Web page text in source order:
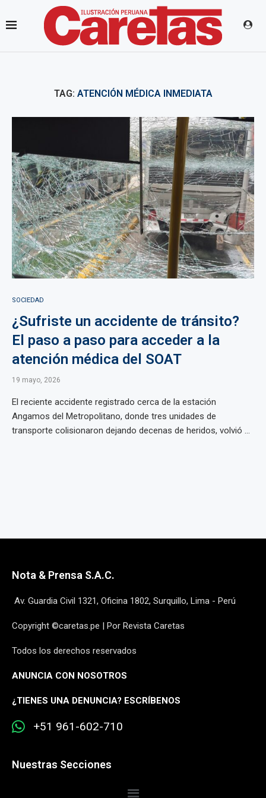
TAG: ATENCIÓN MÉDICA INMEDIATA
SOCIEDAD
¿Sufriste un accidente de tránsito?
El paso a paso para acceder a la
atención médica del SOAT
19 mayo, 2026
El reciente accidente registrado cerca de la estación
Angamos del Metropolitano, donde tres unidades de
transporte colisionaron dejando decenas de heridos, volvió ...
Nota & Prensa S.A.C.
Av. Guardia Civil 1321, Oficina 1802, Surquillo, Lima - Perú
Copyright ©caretas.pe | Por Revista Caretas
Todos los derechos reservados
ANUNCIA CON NOSOTROS
¿TIENES UNA DENUNCIA? ESCRÍBENOS
+51 961-602-710
Nuestras Secciones